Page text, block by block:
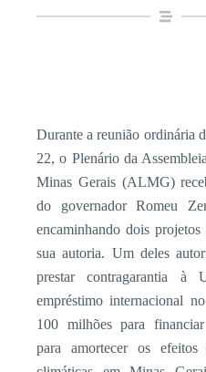
Durante a reunião ordinária
22, o Plenário da
Minas Gerais (ALMG)
do governador Romeu
encaminhando dois
sua autoria. Um deles
prestar contragarantia à
empréstimo internacional
100 milhões para
para amortecer os efeitos